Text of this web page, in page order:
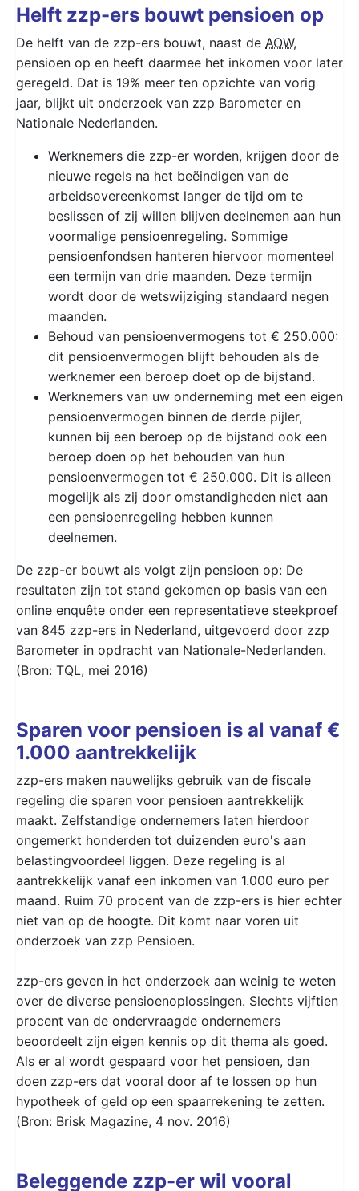
Helft zzp-ers bouwt pensioen op
De helft van de zzp-ers bouwt, naast de AOW,
pensioen op en heeft daarmee het inkomen voor later
geregeld. Dat is 19% meer ten opzichte van vorig
jaar, blijkt uit onderzoek van zzp Barometer en
Nationale Nederlanden.
Werknemers die zzp-er worden, krijgen door de
nieuwe regels na het beëindigen van de
arbeidsovereenkomst langer de tijd om te
beslissen of zij willen blijven deelnemen aan hun
voormalige pensioenregeling. Sommige
pensioenfondsen hanteren hiervoor momenteel
een termijn van drie maanden. Deze termijn
wordt door de wetswijziging standaard negen
maanden.
Behoud van pensioenvermogens tot € 250.000:
dit pensioenvermogen blijft behouden als de
werknemer een beroep doet op de bijstand.
Werknemers van uw onderneming met een eigen
pensioenvermogen binnen de derde pijler,
kunnen bij een beroep op de bijstand ook een
beroep doen op het behouden van hun
pensioenvermogen tot € 250.000. Dit is alleen
mogelijk als zij door omstandigheden niet aan
een pensioenregeling hebben kunnen
deelnemen.
De zzp-er bouwt als volgt zijn pensioen op: De
resultaten zijn tot stand gekomen op basis van een
online enquête onder een representatieve steekproef
van 845 zzp-ers in Nederland, uitgevoerd door zzp
Barometer in opdracht van Nationale-Nederlanden.
(Bron: TQL, mei 2016)
Sparen voor pensioen is al vanaf €
1.000 aantrekkelijk
zzp-ers maken nauwelijks gebruik van de fiscale
regeling die sparen voor pensioen aantrekkelijk
maakt. Zelfstandige ondernemers laten hierdoor
ongemerkt honderden tot duizenden euro's aan
belastingvoordeel liggen. Deze regeling is al
aantrekkelijk vanaf een inkomen van 1.000 euro per
maand. Ruim 70 procent van de zzp-ers is hier echter
niet van op de hoogte. Dit komt naar voren uit
onderzoek van zzp Pensioen.
zzp-ers geven in het onderzoek aan weinig te weten
over de diverse pensioenoplossingen. Slechts vijftien
procent van de ondervraagde ondernemers
beoordeelt zijn eigen kennis op dit thema als goed.
Als er al wordt gespaard voor het pensioen, dan
doen zzp-ers dat vooral door af te lossen op hun
hypotheek of geld op een spaarrekening te zetten.
(Bron: Brisk Magazine, 4 nov. 2016)
Beleggende zzp-er wil vooral